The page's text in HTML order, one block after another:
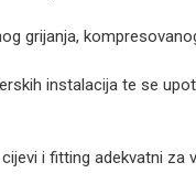
grijanja,
instalacija te se
i fitting adekvatni za